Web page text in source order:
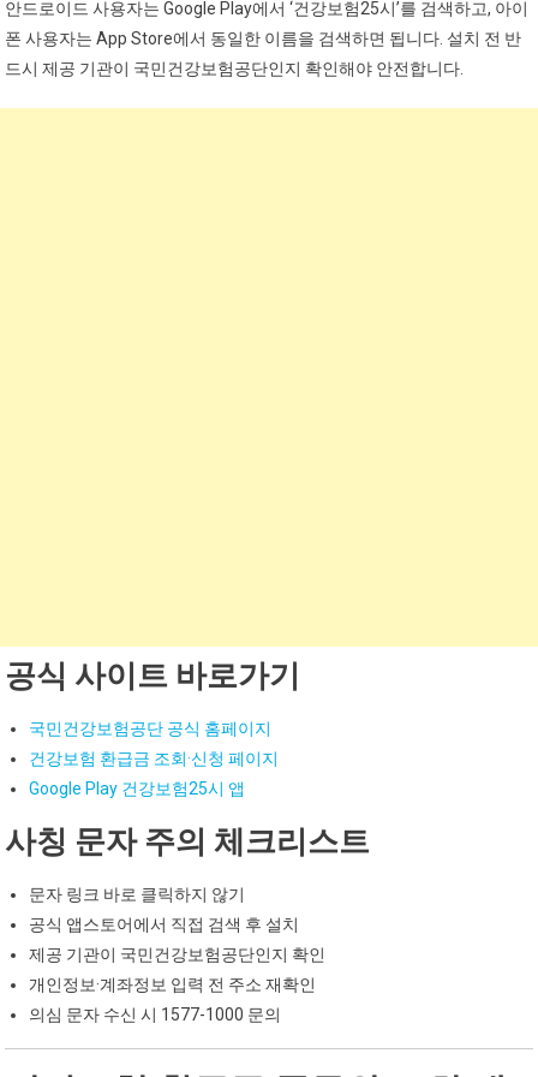
안드로이드 사용자는 Google Play에서 ‘건강보험25시’를 검색하고, 아이
폰 사용자는 App Store에서 동일한 이름을 검색하면 됩니다. 설치 전 반
드시 제공 기관이 국민건강보험공단인지 확인해야 안전합니다.
공식 사이트 바로가기
국민건강보험공단 공식 홈페이지
건강보험 환급금 조회·신청 페이지
Google Play 건강보험25시 앱
사칭 문자 주의 체크리스트
문자 링크 바로 클릭하지 않기
공식 앱스토어에서 직접 검색 후 설치
제공 기관이 국민건강보험공단인지 확인
개인정보·계좌정보 입력 전 주소 재확인
의심 문자 수신 시 1577-1000 문의